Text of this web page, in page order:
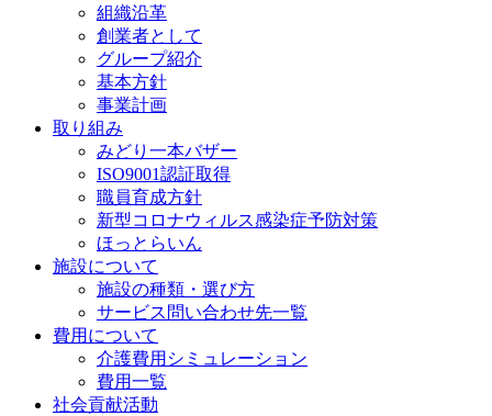
組織沿革
創業者として
グループ紹介
基本方針
事業計画
取り組み
みどり一本バザー
ISO9001認証取得
職員育成方針
新型コロナウィルス感染症予防対策
ほっとらいん
施設について
施設の種類・選び方
サービス問い合わせ先一覧
費用について
介護費用シミュレーション
費用一覧
社会貢献活動